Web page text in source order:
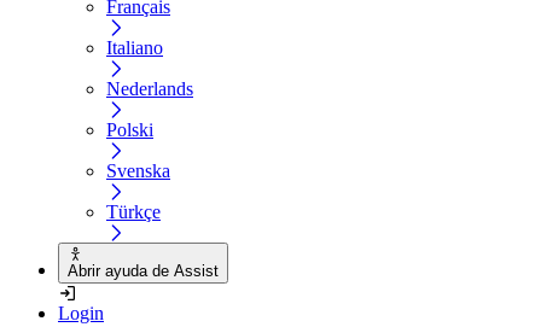
Français
Italiano
Nederlands
Polski
Svenska
Türkçe
Abrir ayuda de Assist
Login